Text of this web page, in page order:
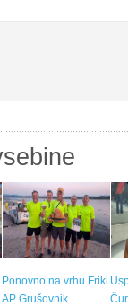
Ponovno na vrhu Friki
AP Grušovnik